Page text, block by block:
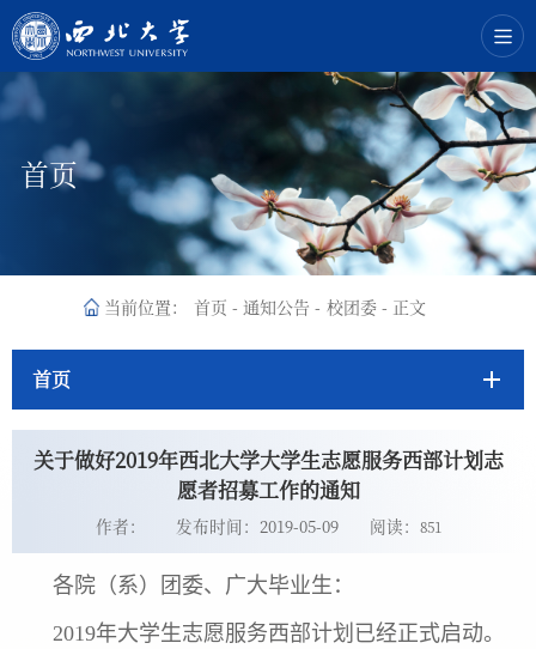
首页
当前位置： 首页 - 通知公告 - 校团委 - 正文
首页
关于做好2019年西北大学大学生志愿服务西部计划志
愿者招募工作的通知
作者： 发布时间：2019-05-09 阅读： 851
各院（系）团委、广大毕业生：
2019年大学生志愿服务西部计划已经正式启动。